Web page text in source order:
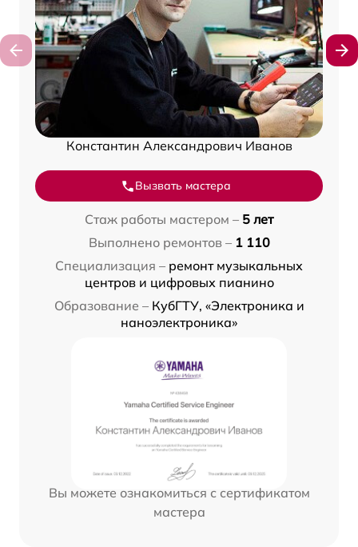
Константин Александрович Иванов
Вызвать мастера
Стаж работы мастером – 5 лет
Выполнено ремонтов – 1 110
Специализация – ремонт музыкальных
центров и цифровых пианино
Образование – КубГТУ, «Электроника и
наноэлектроника»
Вы можете ознакомиться с сертификатом
мастера